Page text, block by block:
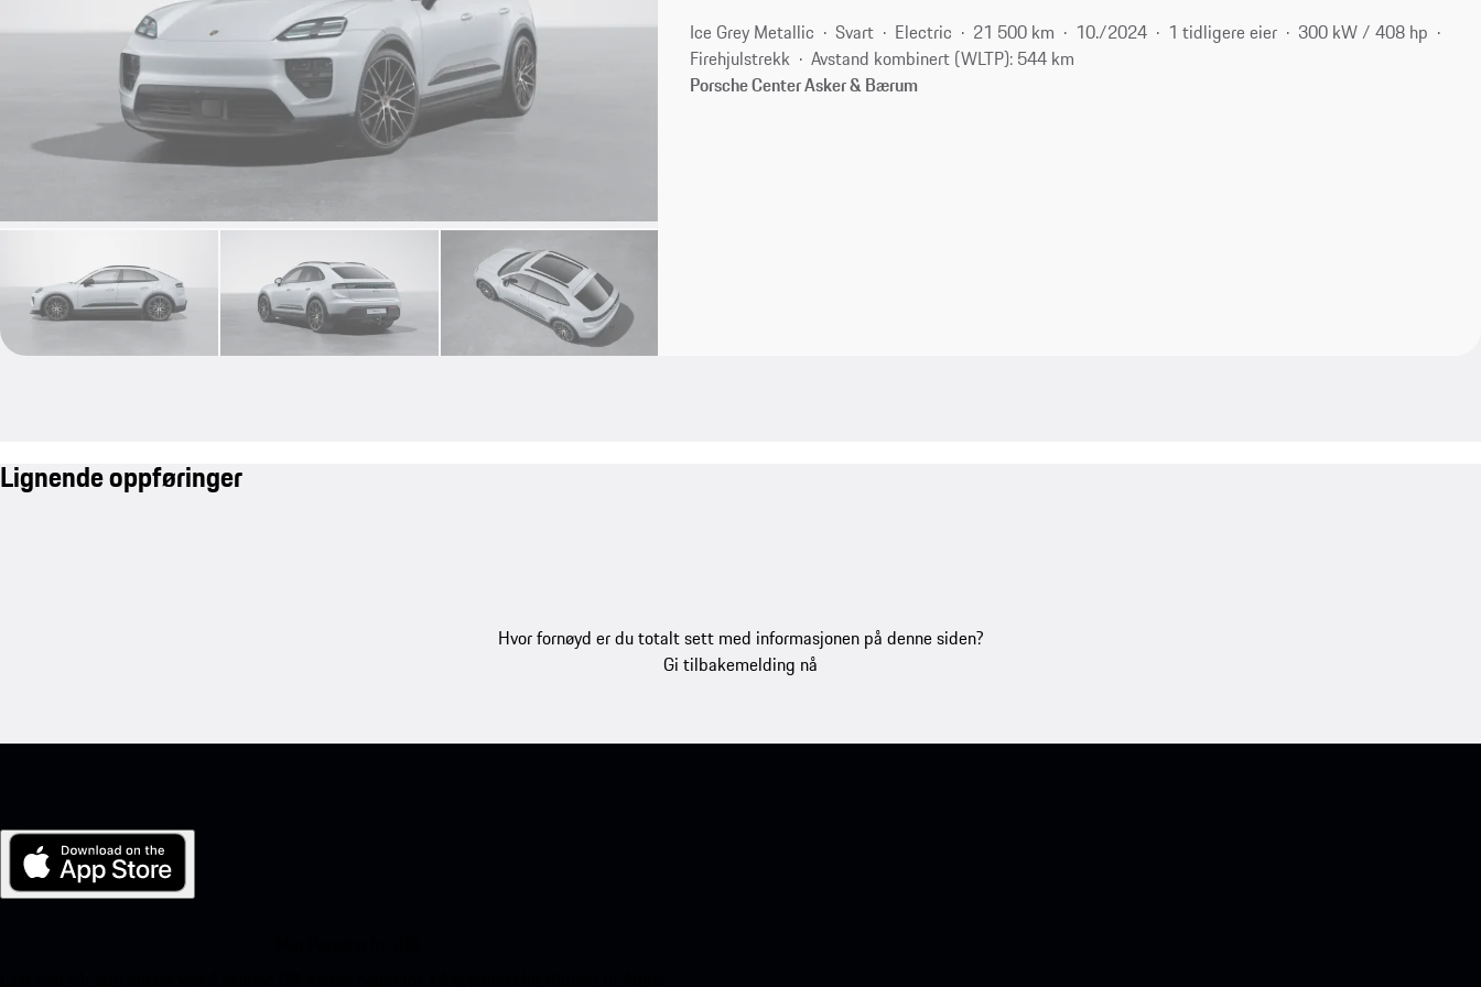
Ice Grey Metallic Svart Electric 21 500 km 10./2024 1 tidligere eier
300 kW / 408 hp
Firehjulstrekk
Avstand kombinert (WLTP): 544 km
Porsche Center Asker & Bærum
Lignende oppføringer
Hvor fornøyd er du totalt sett med informasjonen på denne siden?
Gi tilbakemelding nå